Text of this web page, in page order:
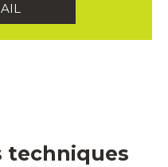
techniques